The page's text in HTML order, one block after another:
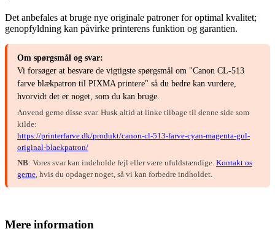
Det anbefales at bruge nye originale patroner for optimal kvalitet;
genopfyldning kan påvirke printerens funktion og garantien.
Om spørgsmål og svar:
Vi forsøger at besvare de vigtigste spørgsmål om "Canon CL-513
farve blækpatron til PIXMA printere" så du bedre kan vurdere,
hvorvidt det er noget, som du kan bruge.
Anvend gerne disse svar. Husk altid at linke tilbage til denne side som
kilde:
https://printerfarve.dk/produkt/canon-cl-513-farve-cyan-magenta-gul-
original-blaekpatron/
NB: Vores svar kan indeholde fejl eller være ufuldstændige. Kontakt os
gerne , hvis du opdager noget, så vi kan forbedre indholdet.
Mere information